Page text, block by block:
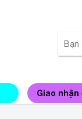
Giao nhận